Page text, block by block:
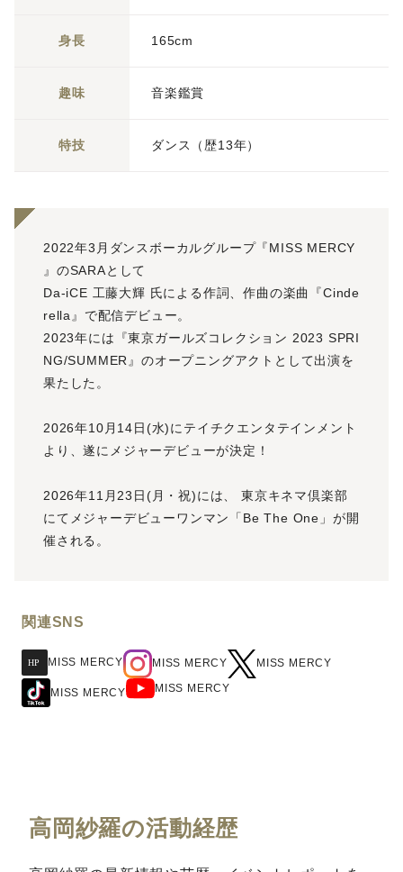
身長 165cm
趣味 音楽鑑賞
特技 ダンス（歴13年）
2022年3月ダンスボーカルグループ『MISS MERCY
』のSARAとして
Da-iCE 工藤大輝 氏による作詞、作曲の楽曲『Cinde
rella』で配信デビュー。
2023年には『東京ガールズコレクション 2023 SPRI
NG/SUMMER』のオープニングアクトとして出演を
果たした。
2026年10月14日(水)にテイチクエンタテインメント
より、遂にメジャーデビューが決定！
2026年11月23日(月・祝)には、 東京キネマ倶楽部
にてメジャーデビューワンマン「Be The One」が開
催される。
関連SNS
MISS MERCY MISS MERCY MISS MERCY
MISS MERCY MISS MERCY
高岡紗羅の活動経歴